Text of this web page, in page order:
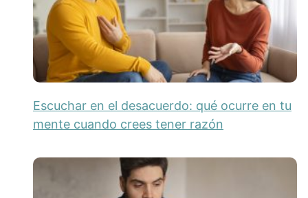
Escuchar en el desacuerdo: qué ocurre en tu
mente cuando crees tener razón